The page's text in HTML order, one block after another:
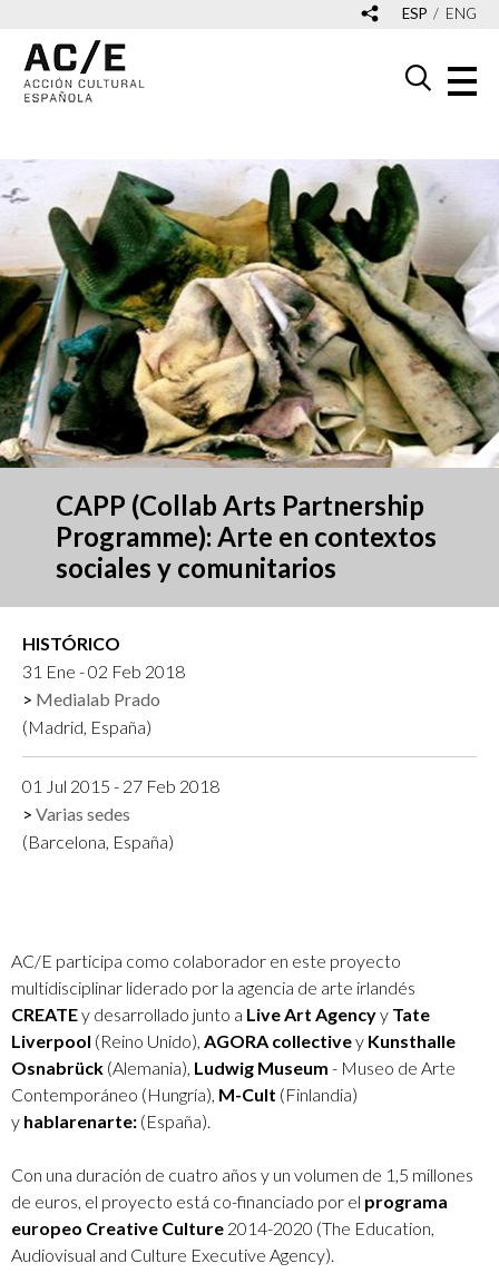
ESP ENG
CAPP (Collab Arts Partnership
Programme): Arte en contextos
sociales y comunitarios
HISTÓRICO
31 Ene - 02 Feb 2018
Medialab Prado
(Madrid, España)
01 Jul 2015 - 27 Feb 2018
Varias sedes
(Barcelona, España)
AC/E participa como colaborador en este proyecto
multidisciplinar liderado por la agencia de arte irlandés
CREATEy desarrollado junto a Live Art Agencyy Tate
Liverpool (Reino Unido), AGORA collectivey Kunsthalle
Osnabrück (Alemania), Ludwig Museum - Museo de Arte
Contemporáneo (Hungría), M-Cult (Finlandia)
y hablarenarte: (España).
Con una duración de cuatro años y un volumen de 1,5 millones
de euros, el proyecto está co-financiado por el programa
europeo Creative Culture 2014-2020 (The Education,
Audiovisual and Culture Executive Agency).